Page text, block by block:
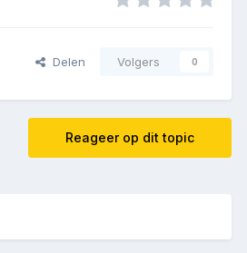
Delen Volgers 0
Reageer op dit topic